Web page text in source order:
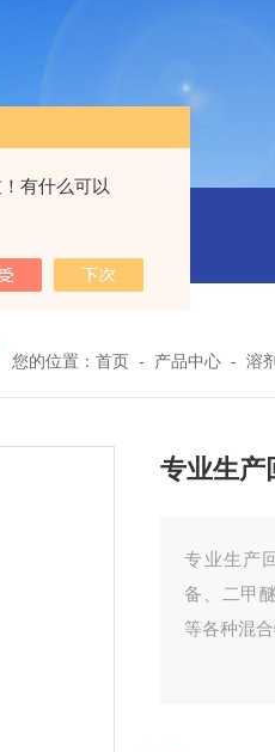
有什么可以
2万吨二氧化碳捕集液
您的位置：首页 - 产品中心 -溶
专业生产
专业生产
备、二甲
等各种混